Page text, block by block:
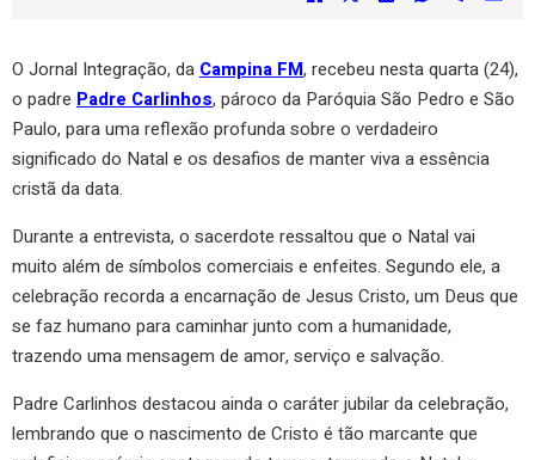
O Jornal Integração, da Campina FM, recebeu nesta quarta (24),
o padre Padre Carlinhos, pároco da Paróquia São Pedro e São
Paulo, para uma reflexão profunda sobre o verdadeiro
significado do Natal e os desafios de manter viva a essência
cristã da data.
Durante a entrevista, o sacerdote ressaltou que o Natal vai
muito além de símbolos comerciais e enfeites. Segundo ele, a
celebração recorda a encarnação de Jesus Cristo, um Deus que
se faz humano para caminhar junto com a humanidade,
trazendo uma mensagem de amor, serviço e salvação.
Padre Carlinhos destacou ainda o caráter jubilar da celebração,
lembrando que o nascimento de Cristo é tão marcante que